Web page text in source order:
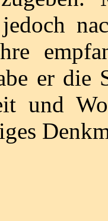
jedoch
er die
und